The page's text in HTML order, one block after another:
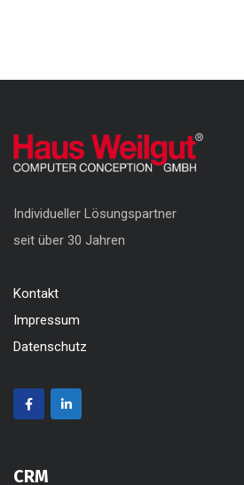
Individueller Lösungspartner
seit über 30 Jahren
Kontakt
Impressum
Datenschutz
CRM